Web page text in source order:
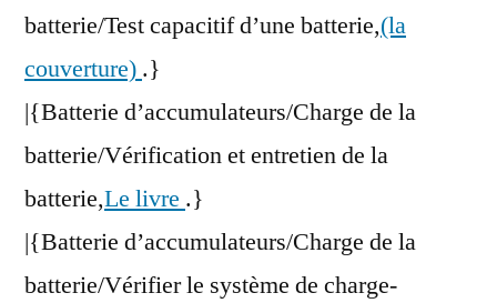
batterie/Test capacitif d’une batterie,(la
couverture) .}
|{Batterie d’accumulateurs/Charge de la
batterie/Vérification et entretien de la
batterie,Le livre .}
|{Batterie d’accumulateurs/Charge de la
batterie/Vérifier le système de charge-